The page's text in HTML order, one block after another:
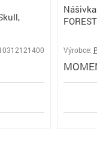
FOREST
Výrobce: